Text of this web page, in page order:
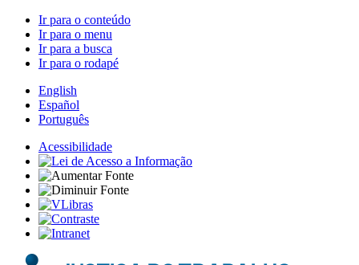
Ir para o conteúdo
Ir para o menu
Ir para a busca
Ir para o rodapé
English
Español
Português
Acessibilidade